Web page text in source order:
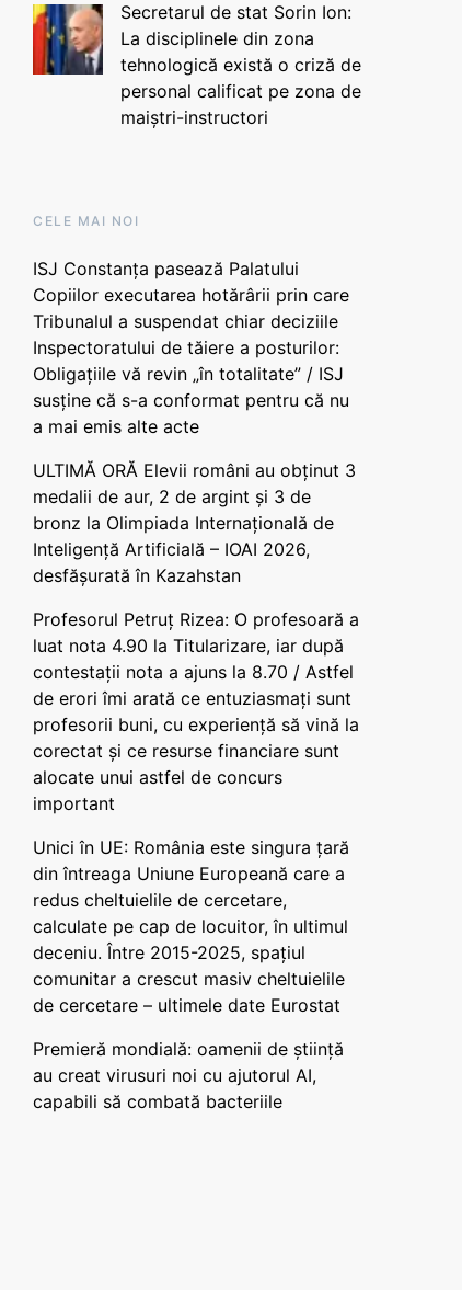
Secretarul de stat Sorin Ion:
La disciplinele din zona
tehnologică există o criză de
personal calificat pe zona de
maiștri-instructori
CELE MAI NOI
ISJ Constanța pasează Palatului
Copiilor executarea hotărârii prin care
Tribunalul a suspendat chiar deciziile
Inspectoratului de tăiere a posturilor:
Obligațiile vă revin „în totalitate” / ISJ
susține că s-a conformat pentru că nu
a mai emis alte acte
ULTIMĂ ORĂ Elevii români au obținut 3
medalii de aur, 2 de argint și 3 de
bronz la Olimpiada Internațională de
Inteligență Artificială – IOAI 2026,
desfășurată în Kazahstan
Profesorul Petruț Rizea: O profesoară a
luat nota 4.90 la Titularizare, iar după
contestații nota a ajuns la 8.70 / Astfel
de erori îmi arată ce entuziasmați sunt
profesorii buni, cu experiență să vină la
corectat și ce resurse financiare sunt
alocate unui astfel de concurs
important
Unici în UE: România este singura țară
din întreaga Uniune Europeană care a
redus cheltuielile de cercetare,
calculate pe cap de locuitor, în ultimul
deceniu. Între 2015-2025, spațiul
comunitar a crescut masiv cheltuielile
de cercetare – ultimele date Eurostat
Premieră mondială: oamenii de știință
au creat virusuri noi cu ajutorul AI,
capabili să combată bacteriile